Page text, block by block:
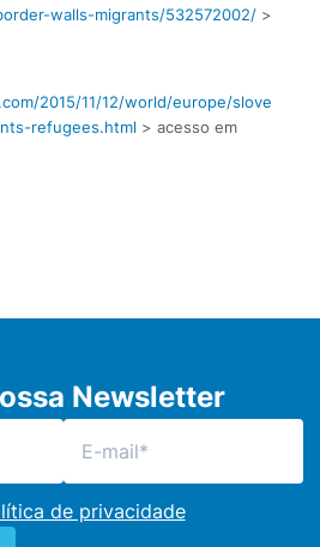
walls-migrants/532572002/>
2015/11/12/world/europe/slove
refugees.html> acesso em
Newsletter
de privacidade